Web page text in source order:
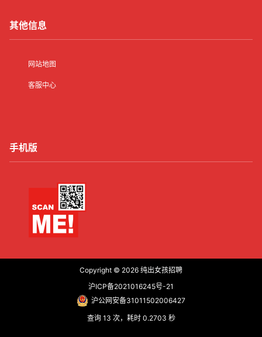
其他信息
网站地图
客服中心
手机版
Copyright © 2026 纯出女孩招聘
沪ICP备2021016245号-21
沪公网安备31011502006427
查询 13 次，耗时 0.2703 秒